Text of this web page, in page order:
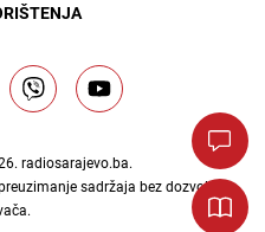
radiosarajevo.ba.
sadržaja bez dozvole